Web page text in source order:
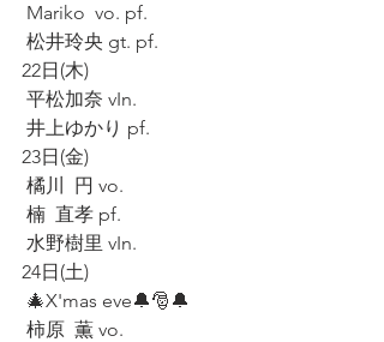
Mariko  vo. pf.
松井玲央 gt. pf.
22日(木)
平松加奈 vIn.
井上ゆかり pf.
23日(金)
橘川  円 vo.
楠  直孝 pf.
水野樹里 vIn.
24日(土)
🎄X'mas eve🔔🎅🔔
柿原  薫 vo.